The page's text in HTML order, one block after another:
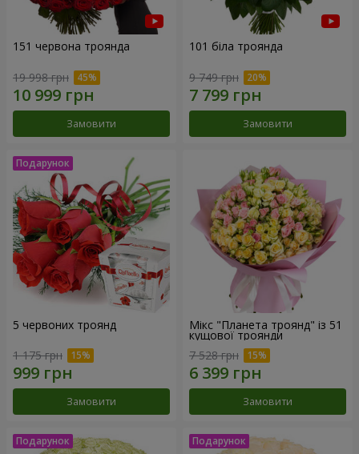
151 червона троянда
19 998 грн
Замовити
101 біла троянда
9 749 грн
Замовити
5 червоних троянд
1 175 грн
Замовити
Мікс "Планета троянд" із 51
кущової троянди
7 528 грн
Замовити